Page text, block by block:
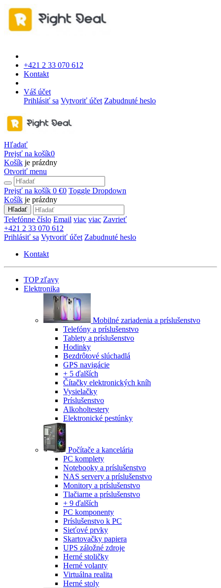
+421 2 33 070 612
Kontakt
Váš účet
Prihlásiť sa Vytvoriť účet Zabudnuté heslo
Hľadať
Prejsť na košík0
Košík je prázdny
Otvoriť menu
Prejsť na košík 0 €0 Toggle Dropdown
Košík je prázdny
Hľadať
Telefónne číslo Email viac viac Zavrieť
+421 2 33 070 612
Prihlásiť sa Vytvoriť účet Zabudnuté heslo
Kontakt
TOP zľavy
Elektronika
Mobilné zariadenia a príslušenstvo
Telefóny a príslušenstvo
Tablety a príslušenstvo
Hodinky
Bezdrôtové slúchadlá
GPS navigácie
+ 5 ďalších
Čítačky elektronických kníh
Vysielačky
Príslušenstvo
Alkoholtestery
Elektronické pestúnky
Počítače a kancelária
PC komplety
Notebooky a príslušenstvo
NAS servery a príslušenstvo
Monitory a príslušenstvo
Tlačiarne a príslušenstvo
+ 9 ďalších
PC komponenty
Príslušenstvo k PC
Sieťové prvky
Skartovačky papiera
UPS záložné zdroje
Herné stoličky
Herné volanty
Virtuálna realita
Herné stoly